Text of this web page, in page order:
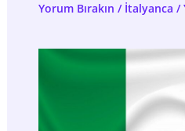
Yorum Bırakın / İtalyanca /